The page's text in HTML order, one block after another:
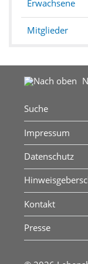
Erwachsene
Mitglieder
Suche
Impressum
Datenschutz
Kontakt
Presse